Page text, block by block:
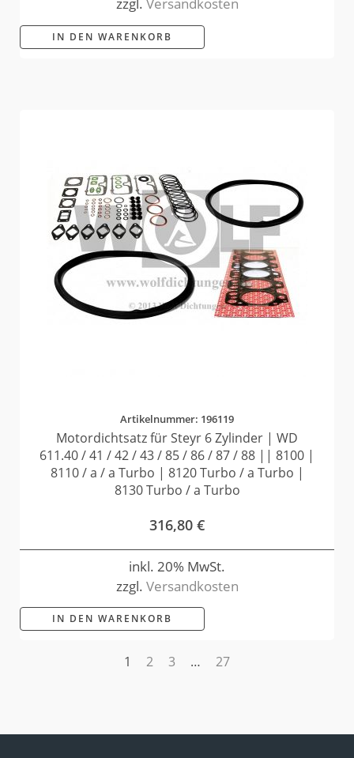
zzgl. Versandkosten
IN DEN WARENKORB
Artikelnummer: 196119
Motordichtsatz für Steyr 6 Zylinder | WD
611.40 / 41 / 42 / 43 / 85 / 86 / 87 / 88 || 8100 |
8110 / a / a Turbo | 8120 Turbo / a Turbo |
8130 Turbo / a Turbo
316,80 €
inkl. 20% MwSt.
zzgl. Versandkosten
IN DEN WARENKORB
1 2 3 … 27